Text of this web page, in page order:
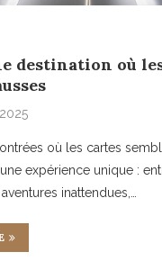
destination où
où les cartes
expérience unique :
inattendues,…